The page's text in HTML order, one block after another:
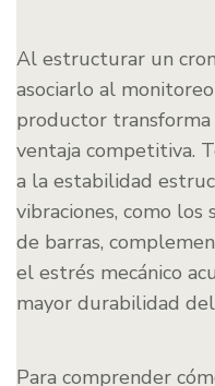
Al estructurar un
asociarlo al
productor
ventaja competitiva.
a la estabilidad
vibraciones, como
de barras,
el estrés mecánico
mayor durabilidad
Para comprender